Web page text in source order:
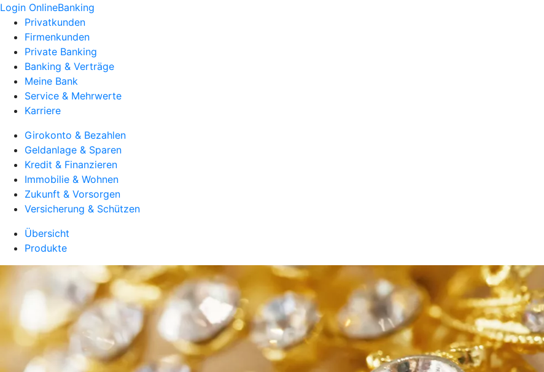
Login OnlineBanking
Privatkunden
Firmenkunden
Private Banking
Banking & Verträge
Meine Bank
Service & Mehrwerte
Karriere
Girokonto & Bezahlen
Geldanlage & Sparen
Kredit & Finanzieren
Immobilie & Wohnen
Zukunft & Vorsorgen
Versicherung & Schützen
Übersicht
Produkte